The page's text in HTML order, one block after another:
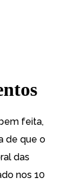
feita,
de que o
das
nos 10